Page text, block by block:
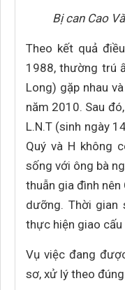
Bị can Cao
Theo kết quả
1988, thường trú
Long) gặp nhau
năm 2010. Sau
L.N.T (sinh ngày
Quý và H không
sống với ông bà
thuẫn gia đình nên
dưỡng. Thời gian
thực hiện giao cấu
Vụ việc đang
sơ, xử lý theo